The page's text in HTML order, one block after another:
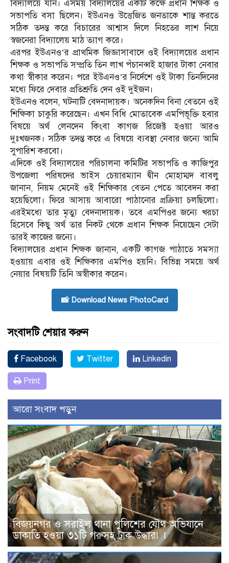
বিদ্যালয়ে যান। এসময় বিদ্যালয়ের একটি কক্ষে প্রধান শিক্ষক ও
সভাপতি বসা ছিলেন। ইউএনও উত্তেজিত জনতাকে শান্ত করতে
সঠিক তদন্ত করে বিচারের আশ্বাস দিলে নিহতের লাশ নিয়ে
স্বজনেরা বিদ্যালেয় মাঠ ত্যাগ করে।
এরপর ইউএনও’র প্রাথমিক জিজ্ঞাসাবাদে ওই বিদ্যালয়ের প্রধান
শিক্ষক ও সভাপতি সম্প্রতি তিন লাখ পঁচানব্বই হাজার টাকা নেবার
কথা স্বীকার করেন। পরে ইউএনও’র নির্দেশে ওই টাকা তিনদিনের
মধ্যে ফিরে দেবার প্রতিশ্রুতি দেন ওই দুইজন।
ইউএনও বলেন, ঘটনাটি বেদনাদায়ক। অনেকদিন বিনা বেতনে ওই
শিক্ষিকা চাকুরি করেছেন। এখন বিধি মোতাবেক এমপিভূক্তি হবার
বিষয়ে অর্থ লেনদেন কিংবা কাগজ রিজেক্ট হওয়া আরও
দুঃখজনক। সঠিক তদন্ত করে এ বিষয়ে ব্যবস্থা নেবার জন্যে আমি
সুপারিশ করবো।
এদিকে ওই বিদ্যালয়ের পরিচালনা কমিটির সভাপতি ও কাজিপুর
উপজেলা পরিষদের ভাইস চেয়ারম্যান দ্বীন মোহাম্মদ বাবলু
জানান, নিয়ম মেনেই ওই শিক্ষিকার বেতন পেতে আবেদন করা
হয়েছিলো। ফিরে আসায় আবারো পাঠানোর প্রক্রিয়া চলছিলো।
এরইমধ্যে তার মৃত্যু বেদনাদায়ক। তবে এমপিওর জন্যে খরচা
হিসেবে কিছু অর্থ তার নিকট থেকে প্রধান শিক্ষক নিয়েছেন সেটা
তারই কাজের জন্যে।
বিদ্যালয়ের প্রধান শিক্ষক জানান, একটি কাগজ পাঠাতে সমস্যা
হওয়ায় এবার ওই শিক্ষিকার এমপিও হয়নি। বিভিন্ন সময়ে অর্থ
নেয়ার বিষয়টি তিনি অস্বীকার করেন।
📸 Download News PhotoCard
সংবাদটি শেয়ার করুন
Facebook Twitter Linkedin
Print
আরো সংবাদ পড়ুন
বিজয়নগর ও সরাইল থানা পুলিশের যৌথ অভিযানে
ডাকাতি হওয়া ৩১টি গরুসহ ট্রাক উদ্ধার৷ ৷